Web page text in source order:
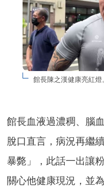
館長陳之漢健康亮紅燈
館長血液過濃稠、腦
脫口直言，病況再繼
暴斃」，此話一出讓
關心他健康現況，並